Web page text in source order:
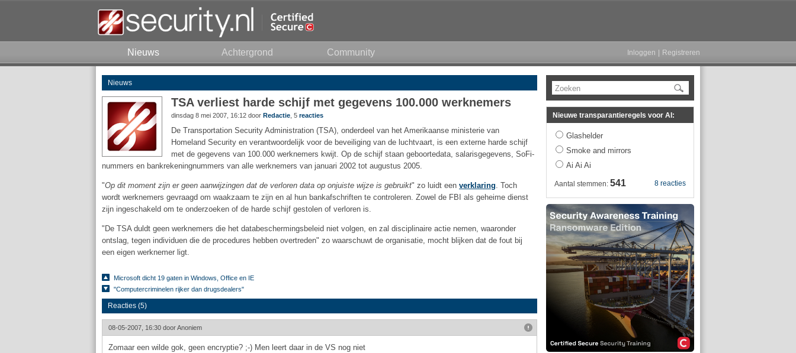
Nieuws Achtergrond Community Inloggen Registreren
Nieuws
TSA verliest harde schijf met gegevens 100.000 werknemers
dinsdag 8 mei 2007, 16:12 door Redactie , 5 reacties
De Transportation Security Administration (TSA), onderdeel van het Amerikaanse ministerie van
Homeland Security en verantwoordelijk voor de beveiliging van de luchtvaart, is een externe harde schijf
met de gegevens van 100.000 werknemers kwijt. Op de schijf staan geboortedata, salarisgegevens, SoFi-
nummers en bankrekeningnummers van alle werknemers van januari 2002 tot augustus 2005.
"Op dit moment zijn er geen aanwijzingen dat de verloren data op onjuiste wijze is gebruikt" zo luidt een verklaring. Toch
wordt werknemers gevraagd om waakzaam te zijn en al hun bankafschriften te controleren. Zowel de FBI als geheime dienst
zijn ingeschakeld om te onderzoeken of de harde schijf gestolen of verloren is.
"De TSA duldt geen werknemers die het databeschermingsbeleid niet volgen, en zal disciplinaire actie nemen, waaronder
ontslag, tegen individuen die de procedures hebben overtreden" zo waarschuwt de organisatie, mocht blijken dat de fout bij
een eigen werknemer ligt.
Microsoft dicht 19 gaten in Windows, Office en IE
"Computercriminelen rijker dan drugsdealers"
Reacties (5)
08-05-2007, 16:30 doorAnoniem
Zomaar een wilde gok, geen encryptie? ;-) Men leert daar in de VS nog niet
Zoeken
Nieuwe transparantieregels voor AI:
Glashelder
Smoke and mirrors
Ai Ai Ai
8 reacties
Aantal stemmen: 541